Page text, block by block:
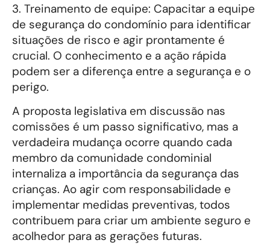
3. Treinamento de equipe: Capacitar a equipe
de segurança do condomínio para identificar
situações de risco e agir prontamente é
crucial. O conhecimento e a ação rápida
podem ser a diferença entre a segurança e o
perigo.
A proposta legislativa em discussão nas
comissões é um passo significativo, mas a
verdadeira mudança ocorre quando cada
membro da comunidade condominial
internaliza a importância da segurança das
crianças. Ao agir com responsabilidade e
implementar medidas preventivas, todos
contribuem para criar um ambiente seguro e
acolhedor para as gerações futuras.